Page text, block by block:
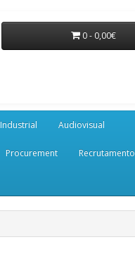
0 - 0,00€
Industrial Audiovisual
Procurement Recrutamento